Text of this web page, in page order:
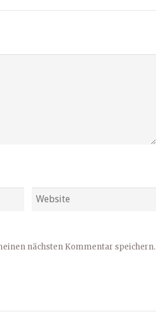
nächsten Kommentar speichern.